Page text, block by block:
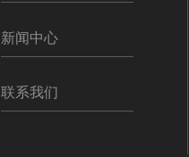
新闻中心
联系我们